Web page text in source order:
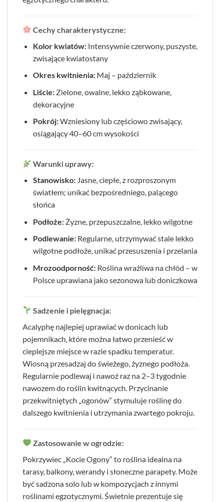
Cechy charakterystyczne:
Kolor kwiatów:Intensywnie czerwony, puszyste,
zwisające kwiatostany
Okres kwitnienia:Maj – październik
Liście:Zielone, owalne, lekko ząbkowane,
dekoracyjne
Pokrój:Wzniesiony lub częściowo zwisający,
osiągający 40–60 cm wysokości
Warunki uprawy:
Stanowisko:Jasne, ciepłe, z rozproszonym
światłem; unikać bezpośredniego, palącego
słońca
Podłoże:Żyzne, przepuszczalne, lekko wilgotne
Podlewanie:Regularne, utrzymywać stale lekko
wilgotne podłoże, unikać przesuszenia i przelania
Mrozoodporność:Roślina wrażliwa na chłód – w
Polsce uprawiana jako sezonowa lub doniczkowa
Sadzenie i pielęgnacja:
Acalyphę najlepiej uprawiać w donicach lub
pojemnikach, które można łatwo przenieść w
cieplejsze miejsce w razie spadku temperatur.
Wiosną przesadzaj do świeżego, żyznego podłoża.
Regularnie podlewaj i nawoź raz na 2–3 tygodnie
nawozem do roślin kwitnących. Przycinanie
przekwitniętych „ogonów” stymuluje roślinę do
dalszego kwitnienia i utrzymania zwartego pokroju.
Zastosowanie w ogrodzie:
Pokrzywiec „Kocie Ogony” to roślina idealna na
tarasy, balkony, werandy i słoneczne parapety. Może
być sadzona solo lub w kompozycjach z innymi
roślinami egzotycznymi. Świetnie prezentuje się